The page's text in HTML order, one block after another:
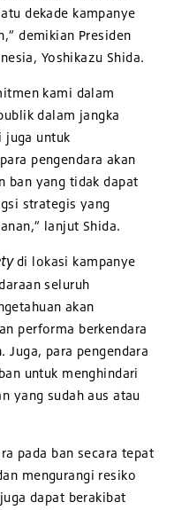
dekade kampanye
demikian Presiden
Yoshikazu Shida.
kami dalam
dalam jangka
juga untuk
pengendara akan
ban yang tidak dapat
strategis yang
lanjut Shida.
di lokasi kampanye
seluruh
akan
performa berkendara
para pengendara
untuk menghindari
yang sudah aus atau
pada ban secara tepat
mengurangi resiko
dapat berakibat